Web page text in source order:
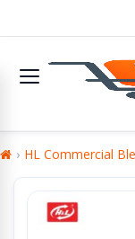
HL Commercial